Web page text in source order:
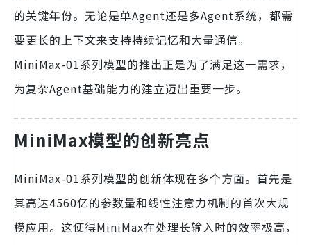
的关键年份。无论是单Agent还是多Agent系统，都需
要更长的上下文来支持持续记忆和大量通信。
MiniMax-01系列模型的推出正是为了满足这一需求，
为复杂Agent基础能力的建立迈出重要一步。
MiniMax模型的创新亮点
MiniMax-01系列模型的创新体现在多个方面。首先是
其高达4560亿的参数量和线性注意力机制的首次大规
模应用。这使得MiniMax在处理长输入时的效率极高，